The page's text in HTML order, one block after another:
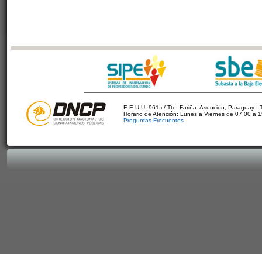
E.E.U.U. 961 c/ Tte. Fariña. Asunción, Paraguay -
Horario de Atención: Lunes a Viernes de 07:00 a
Preguntas Frecuentes